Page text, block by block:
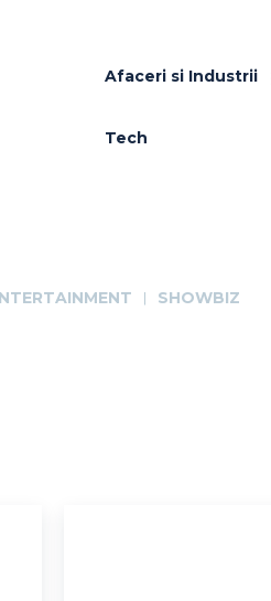
Afaceri si Industrii
Tech
SHOWBIZ